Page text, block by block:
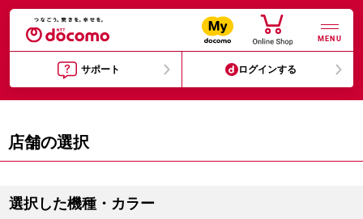
MENU
サポート ログインする
店舗の選択
選択した機種・カラー